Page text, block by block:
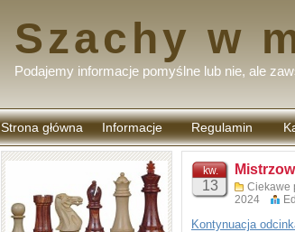
Szachy w
Podajemy informacje pomyślne lub nie, ale
Strona główna Informacje Regulamin
komentarzy
kw.
13 Ciekawe
2024
Kontynuacja